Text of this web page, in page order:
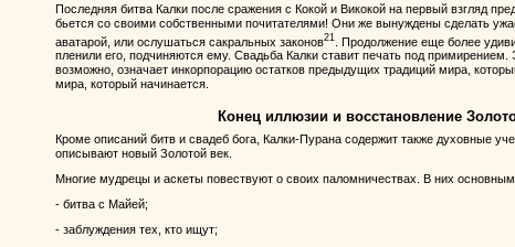
Последняя битва Калки после сражения с Кокой и Викокой на первый взгляд
бьется со своими собственными почитателями! Они же вынуждены сделать
аватарой, или ослушаться сакральных законов21
. Продолжение еще более
пленили его, подчиняются ему. Свадьба Калки ставит печать под примирением.
возможно, означает инкорпорацию остатков предыдущих традиций мира,
мира, который начинается.
Конец иллюзии и восстановление
Кроме описаний битв и свадеб бога, Калки-Пурана содержит также духовные
описывают новый Золотой век.
Многие мудрецы и аскеты повествуют о своих паломничествах. В них
- битва с Майей;
- заблуждения тех, кто ищут;